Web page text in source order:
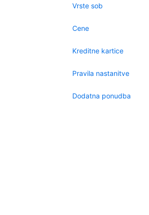
Vrste sob
Cene
Kreditne kartice
Pravila nastanitve
Dodatna ponudba